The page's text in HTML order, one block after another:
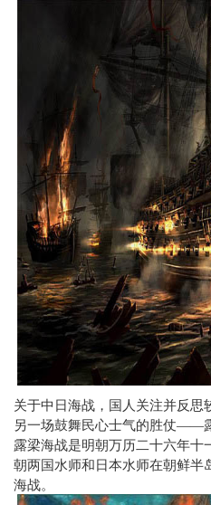
关于中日海战，国人关注并反思
另一场鼓舞民心士气的胜仗——
露梁海战是明朝万历二十六年十
朝两国水师和日本水师在朝鲜半
海战。